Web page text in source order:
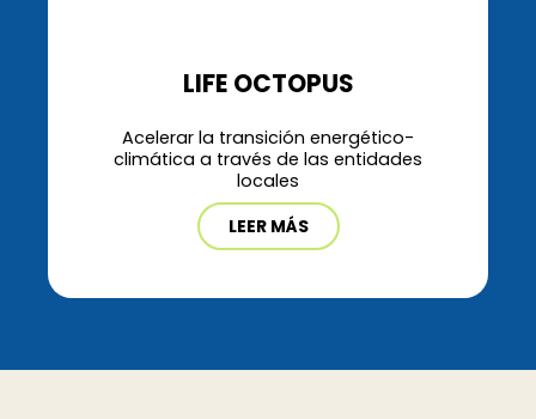
LIFE OCTOPUS
Acelerar la transición energético-
climática a través de las entidades
locales
LEER MÁS